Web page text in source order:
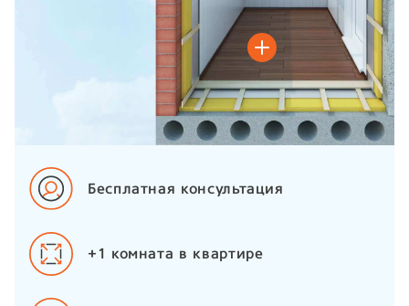
Бесплатная консультация
+1 комната в квартире